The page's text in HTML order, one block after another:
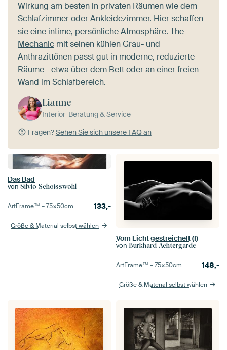
Wirkung am besten in privaten Räumen wie dem
Schlafzimmer oder Ankleidezimmer. Hier schaffen
sie eine intime, persönliche Atmosphäre. The
Mechanic mit seinen kühlen Grau- und
Anthrazittönen passt gut in moderne, reduzierte
Räume - etwa über dem Bett oder an einer freien
Wand im Schlafbereich.
Lianne
Interior-Beratung & Service
Fragen?Sehen Sie sich unsere FAQ an
Das Bad
von Silvio Schoisswohl
ArtFrame™ –75×50cm 133,-
Größe & Material selbst wählen
Vom Licht gestreichelt (I)
von Burkhard Achtergarde
ArtFrame™ –75×50cm 148,-
Größe & Material selbst wählen